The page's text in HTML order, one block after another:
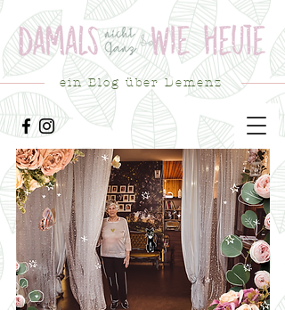
ein Blog über Demenz